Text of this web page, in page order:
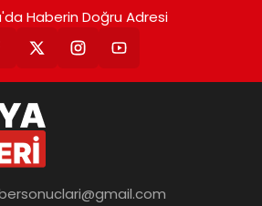
Haberin Doğru Adresi